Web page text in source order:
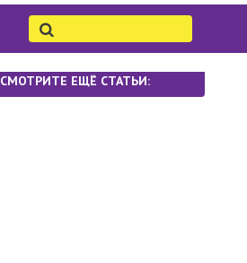
СМОТРИТЕ ЕЩЁ СТАТЬИ: